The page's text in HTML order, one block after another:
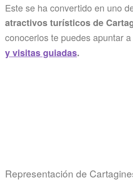
Este se ha convertido en uno
atractivos turísticos de
conocerlos te puedes apuntar
y visitas guiadas.
Representación de